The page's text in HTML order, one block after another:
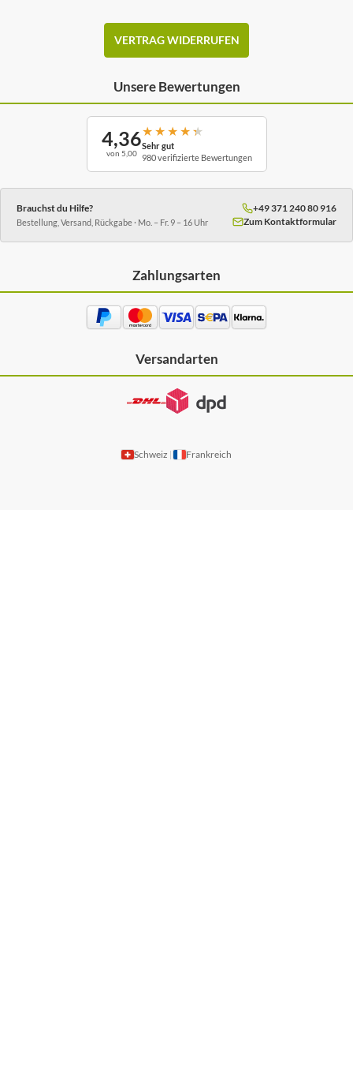
VERTRAG WIDERRUFEN
Unsere Bewertungen
4,36
von 5,00
★ ★ ★ ★ ★
Sehr gut
980 verifizierte Bewertungen
Brauchst du Hilfe?
Bestellung, Versand, Rückgabe · Mo. – Fr. 9 – 16 Uhr
+49 371 240 80 916
Zum Kontaktformular
Zahlungsarten
Versandarten
Schweiz Frankreich